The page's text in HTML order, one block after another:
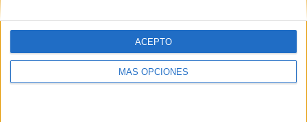
MÁS OPCIONES
ACEPTO
Suscribir